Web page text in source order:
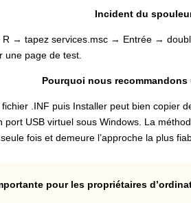
Incident du
R → tapez services.msc → Entrée →
une page de test.
Pourquoi nous
.INF puis Installer peut bien copier
port USB virtuel sous Windows. La
fois et demeure l’approche la plus
pour les propriétaires